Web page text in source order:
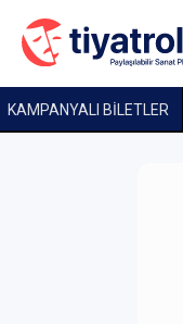
KAMPANYALI BİLETLER